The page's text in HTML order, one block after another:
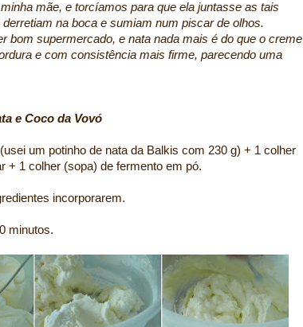
mãe, e torcíamos para que ela juntasse as tais
na boca e sumiam num piscar de olhos.
bom supermercado, e nata nada mais é do que o creme
e com consistência mais firme, parecendo uma
e Coco da Vovó
um potinho de nata da Balkis com 230 g) + 1 colher
+ 1 colher (sopa) de fermento em pó.
incorporarem.
minutos.